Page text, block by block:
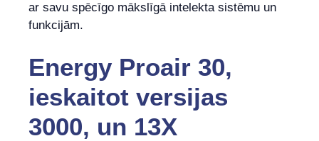
ar savu spēcīgo mākslīgā intelekta sistēmu un
funkcijām.
Energy Proair 30,
ieskaitot versijas
3000, un 13X